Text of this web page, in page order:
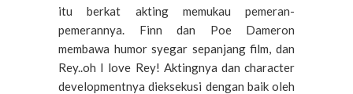
itu berkat akting memukau pemeran-
pemerannya. Finn dan Poe Dameron
membawa humor syegar sepanjang film, dan
Rey..oh I love Rey! Aktingnya dan character
developmentnya dieksekusi dengan baik oleh